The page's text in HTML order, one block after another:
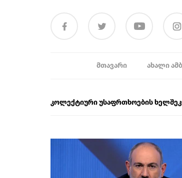
ᲛᲗᲐᲕᲐᲠᲘ ᲐᲮᲐᲚᲘ
კოლექტიური უსაფრთხოების